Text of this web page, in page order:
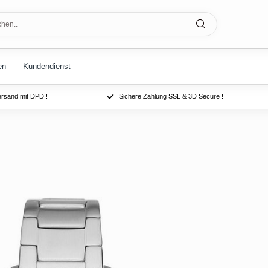
Kundendienst
mit DPD ! Sichere Zahlung SSL & 3D Secure !